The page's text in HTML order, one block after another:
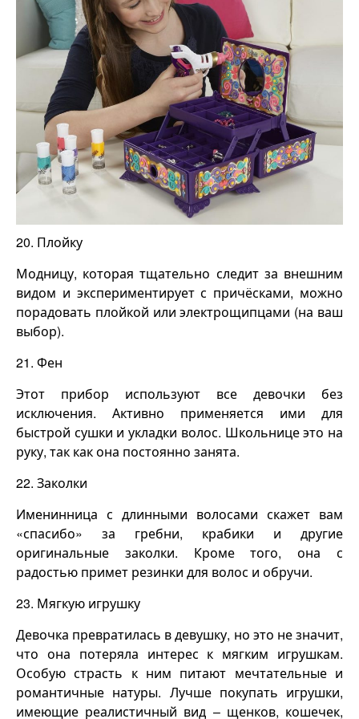
20. Плойку
Модницу, которая тщательно следит за внешним
видом и экспериментирует с причёсками, можно
порадовать плойкой или электрощипцами (на ваш
выбор).
21. Фен
Этот прибор используют все девочки без
исключения. Активно применяется ими для
быстрой сушки и укладки волос. Школьнице это на
руку, так как она постоянно занята.
22. Заколки
Именинница с длинными волосами скажет вам
«спасибо» за гребни, крабики и другие
оригинальные заколки. Кроме того, она с
радостью примет резинки для волос и обручи.
23. Мягкую игрушку
Девочка превратилась в девушку, но это не значит,
что она потеряла интерес к мягким игрушкам.
Особую страсть к ним питают мечтательные и
романтичные натуры. Лучше покупать игрушки,
имеющие реалистичный вид – щенков, кошечек,